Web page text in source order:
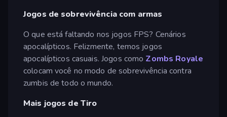
Jogos de sobrevivência com armas
O que está faltando nos jogos FPS? Cenários
apocalípticos. Felizmente, temos jogos
apocalípticos casuais. Jogos como Zombs Royale
colocam você no modo de sobrevivência contra
zumbis de todo o mundo.
Mais jogos de Tiro